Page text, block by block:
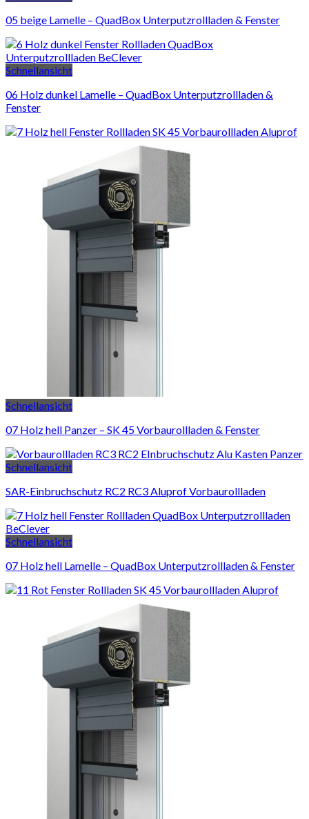
05 beige Lamelle – QuadBox Unterputzrollladen & Fenster
Schnellansicht
06 Holz dunkel Lamelle – QuadBox Unterputzrollladen &
Fenster
Schnellansicht
07 Holz hell Panzer – SK 45 Vorbaurollladen & Fenster
Schnellansicht
SAR-Einbruchschutz RC2 RC3 Aluprof Vorbaurollladen
Schnellansicht
07 Holz hell Lamelle – QuadBox Unterputzrollladen & Fenster